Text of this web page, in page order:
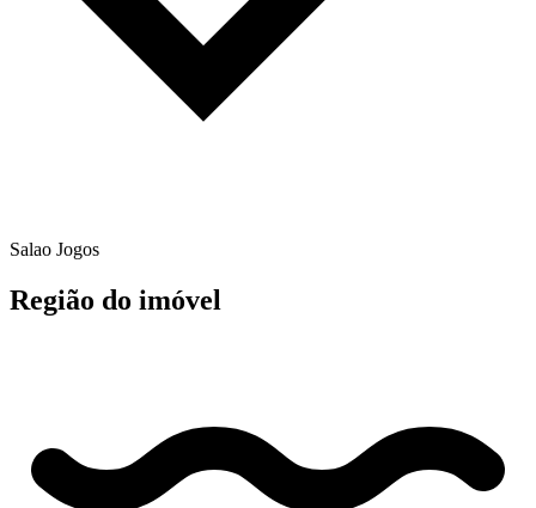
Salao Jogos
Região do imóvel